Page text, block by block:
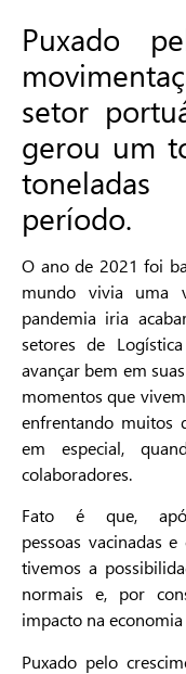
Puxado
setor
gerou um
toneladas
período.
O ano de 2021 foi
mundo vivia uma
pandemia iria
setores de
avançar bem em
momentos que
enfrentando muitos
em especial,
colaboradores.
Fato é que,
pessoas vacinadas
tivemos a
normais e, por
impacto na
Puxado pelo